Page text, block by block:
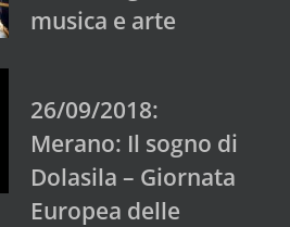
musica e arte
26/09/2018:
Merano: Il sogno di
Dolasila – Giornata
Europea delle